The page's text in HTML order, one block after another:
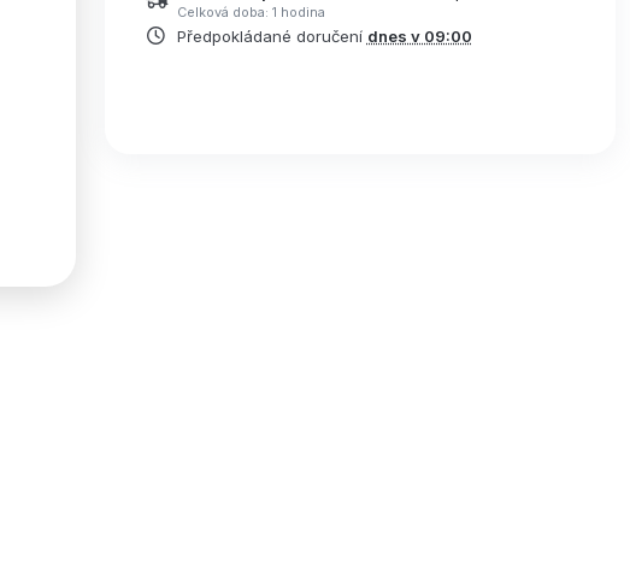
Celková doba: 1 hodina
Předpokládané doručení dnes v 09:00